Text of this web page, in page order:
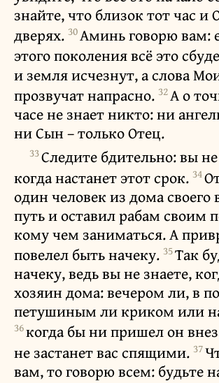
знайте, что близок тот час
дверях. 30Аминь говорю вам:
этого поколения всё это
и земля исчезнут, а слова
прозвучат напрасно. 32А о
часе не знает никто: ни
ни Сын – только Отец.
33Следите бдительно: вы
когда настанет этот срок. 34
один человек из дома своего
путь и оставил рабам своим
кому чем заниматься. А
повелел быть начеку. 35Так
начеку, ведь вы не знаете,
хозяин дома: вечером ли, в
петушиным ли криком или
36когда бы ни пришел он
не застанет вас спящими. 37
вам, то говорю всем: будьте